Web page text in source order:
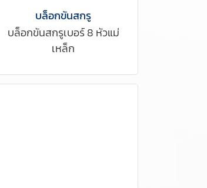
บล็อกขันสกรู
บล็อกขันสกรูเบอร์ 8 หัวแม่
เหล็ก